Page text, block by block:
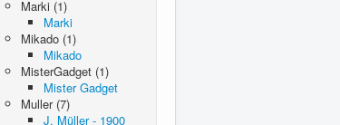
Marki (1)
Marki
Mikado (1)
Mikado
MisterGadget (1)
Mister Gadget
Muller (7)
J. Müller - 1900